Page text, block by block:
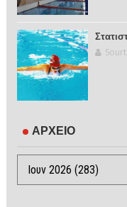
ΑΡΧΕΙΟ